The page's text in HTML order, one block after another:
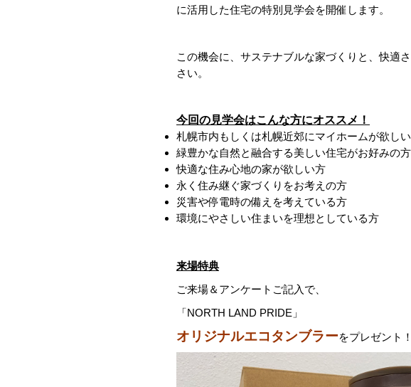
に活用した住宅の特別見学会を開催します。
この機会に、サステナブルな家づくりと、快適
さい。
今回の見学会はこんな方にオススメ！
札幌市内もしくは札幌近郊にマイホームが欲し
緑豊かな自然と融合する美しい住宅がお好みの方
快適な住み心地の家が欲しい方
永く住み継ぐ家づくりをお考えの方
災害や停電時の備えを考えている方
環境にやさしい住まいを理想としている方
来場特典
ご来場＆アンケートご記入で、
「NORTH LAND PRIDE」
オリジナルエコタンブラーをプレゼント